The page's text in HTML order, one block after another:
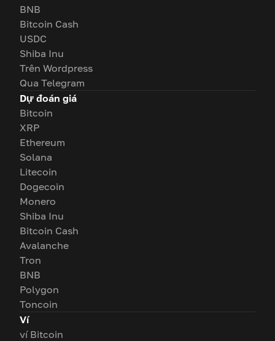
BNB
Bitcoin Cash
USDC
Shiba Inu
Trên Wordpress
Qua Telegram
Dự đoán giá
Bitcoin
XRP
Ethereum
Solana
Litecoin
Dogecoin
Monero
Shiba Inu
Bitcoin Cash
Avalanche
Tron
BNB
Polygon
Toncoin
Ví
ví Bitcoin